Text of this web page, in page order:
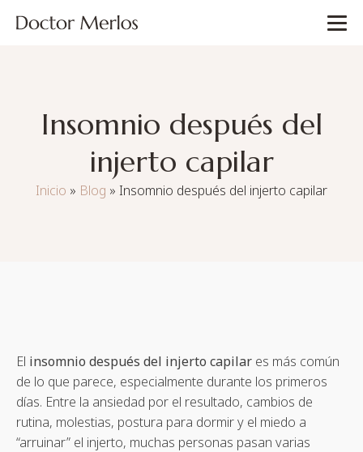
Insomnio después del
injerto capilar
Inicio » Blog » Insomnio después del injerto capilar
El insomnio después del injerto capilar es más común
de lo que parece, especialmente durante los primeros
días. Entre la ansiedad por el resultado, cambios de
rutina, molestias, postura para dormir y el miedo a
“arruinar” el injerto, muchas personas pasan varias